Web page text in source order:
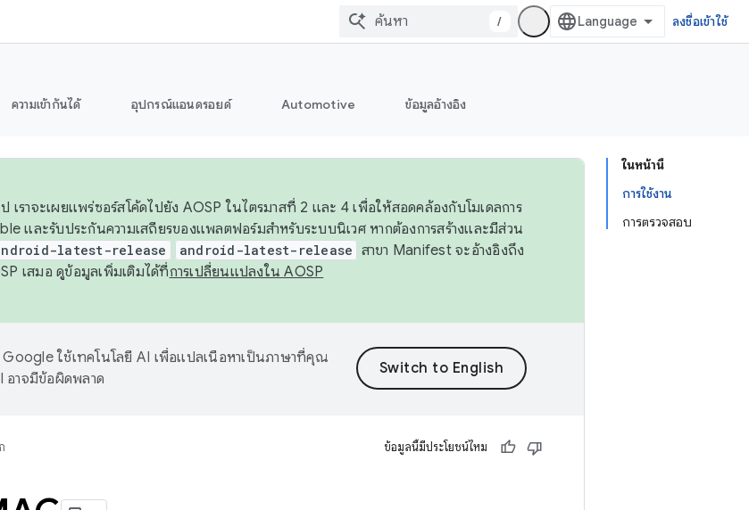
/ ลงชื่อเข้าใช้
ความเข้ากันได้ อุปกรณ์แอนดรอยด์ Automotive ข้อมูลอ้างอิง
ในหน้านี้
การใช้งาน
การตรวจสอบ
ราจะเผยแพร่ซอร์สโค้ดไปยัง AOSP ในไตรมาสที่ 2 และ 4 เพื่อให้สอดคล้องกับโมเดลการ
และรับประกันความเสถียรของแพลตฟอร์มสำหรับระบบนิเวศ หากต้องการสร้างและมีส่วน
latest-release android-latest-release สาขา Manifest จะอ้างอิงถึง
เสมอ ดูข้อมูลเพิ่มเติมได้ที่การเปลี่ยนแปลงใน AOSP
Google ใช้เทคโนโลยี AI เพื่อแปลเนื้อหาเป็นภาษาที่คุณ
อาจมีข้อผิดพลาด
ข้อมูลนี้มีประโยชน์ไหม